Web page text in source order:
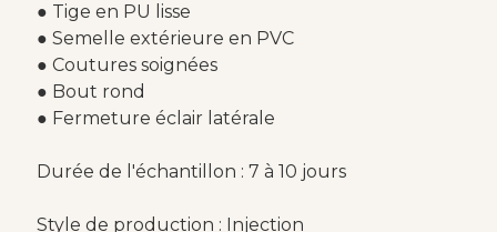
● Tige en PU lisse
● Semelle extérieure en PVC
● Coutures soignées
● Bout rond
● Fermeture éclair latérale
Durée de l'échantillon : 7 à 10 jours
Style de production : Injection